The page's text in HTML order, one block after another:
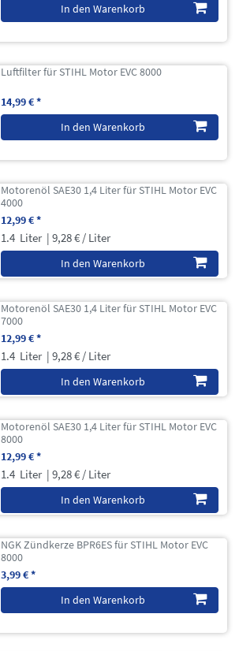
In den Warenkorb
Luftfilter für STIHL Motor EVC 8000
14,99 € *
In den Warenkorb
Motorenöl SAE30 1,4 Liter für STIHL Motor EVC
4000
12,99 € *
1.4 Liter | 9,28 € / Liter
In den Warenkorb
Motorenöl SAE30 1,4 Liter für STIHL Motor EVC
7000
12,99 € *
1.4 Liter | 9,28 € / Liter
In den Warenkorb
Motorenöl SAE30 1,4 Liter für STIHL Motor EVC
8000
12,99 € *
1.4 Liter | 9,28 € / Liter
In den Warenkorb
NGK Zündkerze BPR6ES für STIHL Motor EVC
8000
3,99 € *
In den Warenkorb